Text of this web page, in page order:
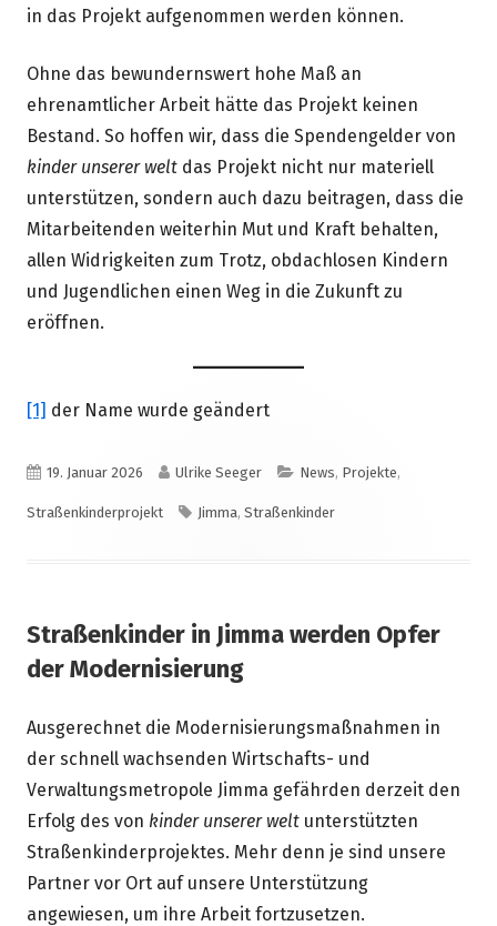
in das Projekt aufgenommen werden können.
Ohne das bewundernswert hohe Maß an
ehrenamtlicher Arbeit hätte das Projekt keinen
Bestand. So hoffen wir, dass die Spendengelder von
kinder unserer welt das Projekt nicht nur materiell
unterstützen, sondern auch dazu beitragen, dass die
Mitarbeitenden weiterhin Mut und Kraft behalten,
allen Widrigkeiten zum Trotz, obdachlosen Kindern
und Jugendlichen einen Weg in die Zukunft zu
eröffnen.
[1] der Name wurde geändert
Veröffentlicht
am
19. Januar 2026 Autor
Ulrike Seeger Kategorien
News, Projekte,
Straßenkinderprojekt Schlagwörter
Jimma, Straßenkinder
Straßenkinder in Jimma werden Opfer
der Modernisierung
Ausgerechnet die Modernisierungsmaßnahmen in
der schnell wachsenden Wirtschafts- und
Verwaltungsmetropole Jimma gefährden derzeit den
Erfolg des von kinder unserer welt unterstützten
Straßenkinderprojektes. Mehr denn je sind unsere
Partner vor Ort auf unsere Unterstützung
angewiesen, um ihre Arbeit fortzusetzen.